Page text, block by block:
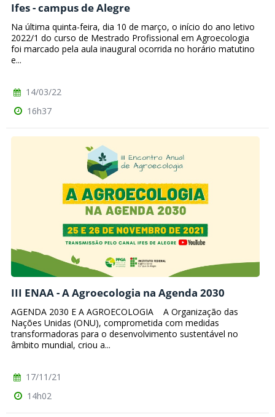
Ifes - campus de Alegre
Na última quinta-feira, dia 10 de março, o início do ano letivo
2022/1 do curso de Mestrado Profissional em Agroecologia
foi marcado pela aula inaugural ocorrida no horário matutino
e...
14/03/22
16h37
III ENAA - A Agroecologia na Agenda 2030
AGENDA 2030 E A AGROECOLOGIA A Organização das
Nações Unidas (ONU), comprometida com medidas
transformadoras para o desenvolvimento sustentável no
âmbito mundial, criou a...
17/11/21
14h02